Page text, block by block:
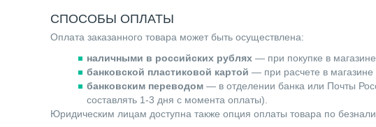
СПОСОБЫ ОПЛАТЫ
Оплата заказанного товара может быть осуществлена:
наличными в российских рублях — при покупке в
банковской пластиковой картой — при расчете в
банковским переводом — в отделении банка или Почты
составлять 1-3 дня с момента оплаты).
Юридическим лицам доступна также опция оплаты товара по